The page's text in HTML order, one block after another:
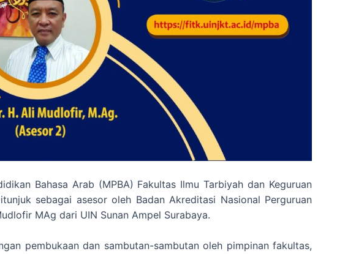
Bahasa Arab (MPBA) Fakultas Ilmu Tarbiyah dan Keguruan
sebagai asesor oleh Badan Akreditasi Nasional Perguruan
MAg dari UIN Sunan Ampel Surabaya.
pembukaan dan sambutan-sambutan oleh pimpinan fakultas,